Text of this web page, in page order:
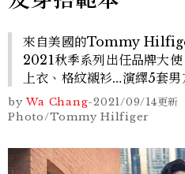
來自美國的Tommy
2021秋季系列出任品牌大
上衣、格紋襯衫…演繹5套
by Wa Chang-2021/09/14更新
Photo/Tommy Hilfiger